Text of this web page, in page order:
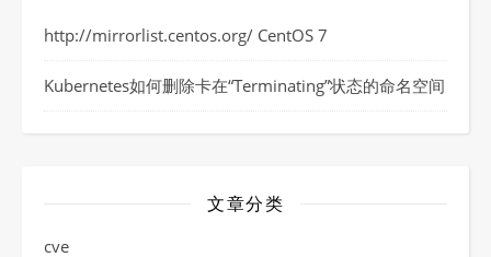
http://mirrorlist.centos.org/ CentOS 7
Kubernetes如何删除卡在“Terminating”状态的命名空间
文章分类
cve